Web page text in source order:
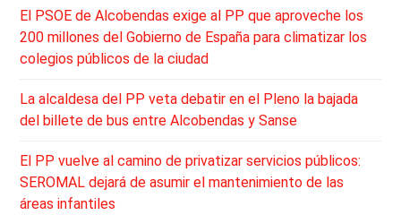
El PSOE de Alcobendas exige al PP que aproveche los
200 millones del Gobierno de España para climatizar los
colegios públicos de la ciudad
La alcaldesa del PP veta debatir en el Pleno la bajada
del billete de bus entre Alcobendas y Sanse
El PP vuelve al camino de privatizar servicios públicos:
SEROMAL dejará de asumir el mantenimiento de las
áreas infantiles